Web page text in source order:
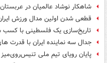
شاهکار نوشاد عالمیان در عربستان
قطعی شدن اولین مدال ورزش ایران
تاریخ‌سازی یک فلسطینی با کسب
جدال سه نماینده ایران با قدرت
پایان رویای تیم ملی تنیس‌روی‌میز